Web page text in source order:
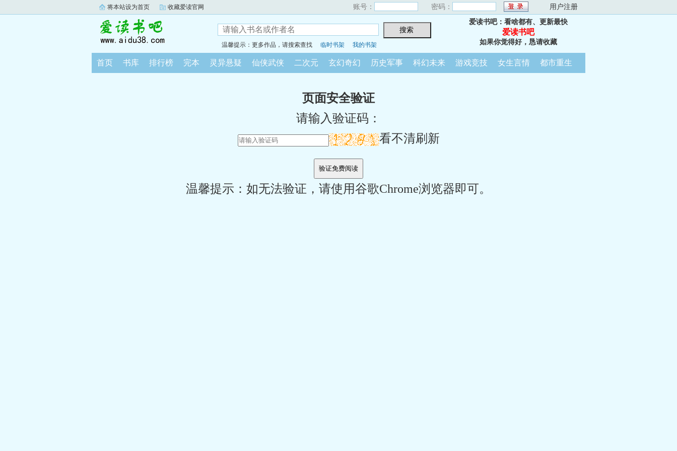
将本站设为首页 收藏爱读官网 账号： 密码： 用户注册
温馨提示：更多作品，请搜索查找 临时书架 我的书架
爱读书吧：看啥都有、更新最快
爱读书吧
如果你觉得好，恳请收藏
首页 书库 排行榜 完本 灵异悬疑 仙侠武侠 二次元 玄幻奇幻 历史军事 科幻未来 游戏竞技 女生言情 都市重生
页面安全验证
请输入验证码：
看不清刷新
温馨提示：如无法验证，请使用谷歌Chrome浏览器即可。